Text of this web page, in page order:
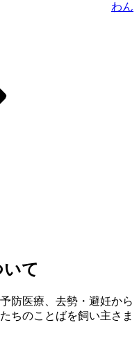
わん
て
防医療、去勢・避妊から
ちのことばを飼い主さま